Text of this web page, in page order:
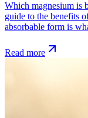
Which magnesium is
guide to the benefits
absorbable form is
Read more